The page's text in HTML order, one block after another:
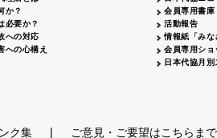
か？
必要か？
への対応
への心構え
会員専用書庫
活動報告
情報紙「みな
会員専用ショ
日本代協月
ク集 | ご意見・ご要望はこちらまで